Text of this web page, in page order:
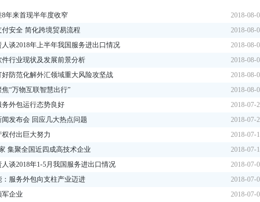
年来首现半年度收窄
2018-08-
付安全 简化跨境贸易流程
2018-08-
谈2018年上半年我国服务进出口情况
2018-08-
件行业现状及发展前景分析
2018-08-
防范化解外汇领域重大风险攻坚战
2018-08-
“万物互联智慧出行”
2018-08-
务外包运行态势良好
2018-07-
发布会 回应几大热点问题
2018-07-
付出巨大努力
2018-07-
集聚全国近四成高技术企业
2018-07-
谈2018年1-5月我国服务进出口情况
2018-07-
服务外包向支柱产业迈进
2018-07-
军企业
2018-07-